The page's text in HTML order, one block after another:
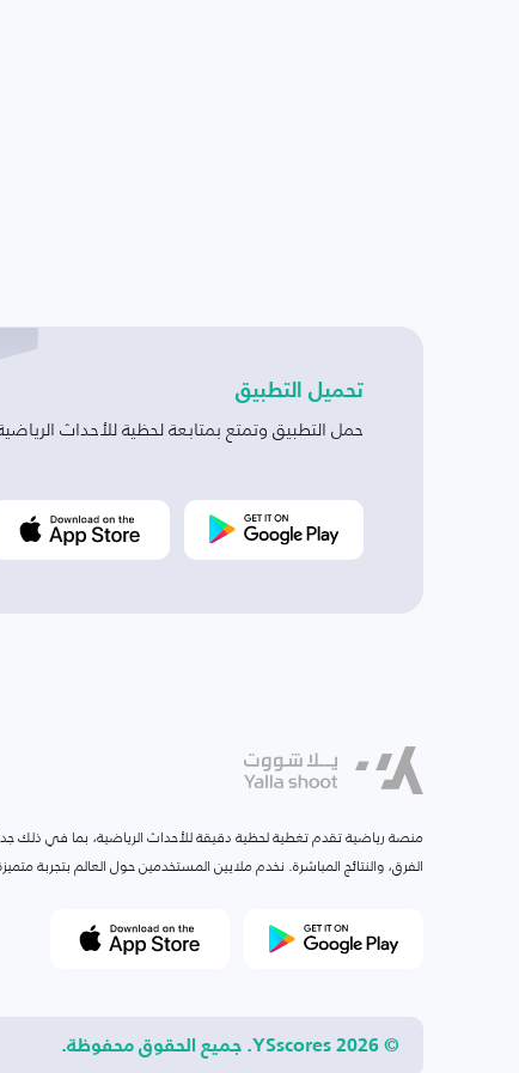
تحميل التطبيق
حمل التطبيق وتمتع بمتابعة لحظية للأحداث
منصة رياضية تقدم تغطية لحظية دقيقة للأحداث الرياضية، بما في ذلك
الفرق، والنتائج المباشرة. نخدم ملايين المستخدمين حول العالم بتجربة
© 2026 YSscores. جميع الحقوق محفوظة.